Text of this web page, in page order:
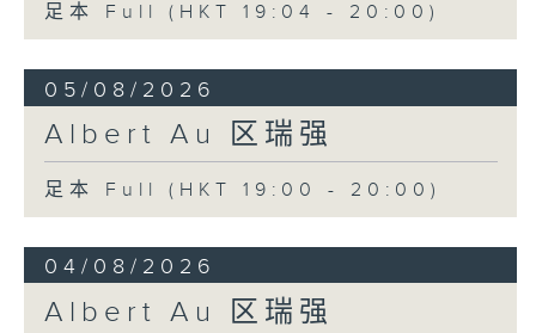
足本 Full (HKT 19:04 - 20:00)
05/08/2026
Albert Au 区瑞强
足本 Full (HKT 19:00 - 20:00)
04/08/2026
Albert Au 区瑞强